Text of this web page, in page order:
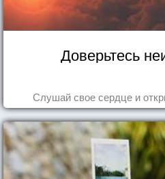
Доверьтесь
Слушай свое сердце и